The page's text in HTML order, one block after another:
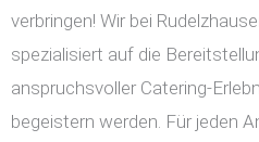
verbringen! Wir bei
spezialisiert auf die
anspruchsvoller Catering-
begeistern werden. Für jeden